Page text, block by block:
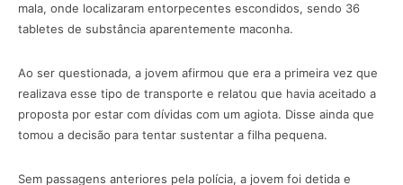
mala, onde localizaram entorpecentes escondidos, sendo 36
tabletes de substância aparentemente maconha.
Ao ser questionada, a jovem afirmou que era a primeira vez que
realizava esse tipo de transporte e relatou que havia aceitado a
proposta por estar com dívidas com um agiota. Disse ainda que
tomou a decisão para tentar sustentar a filha pequena.
Sem passagens anteriores pela polícia, a jovem foi detida e